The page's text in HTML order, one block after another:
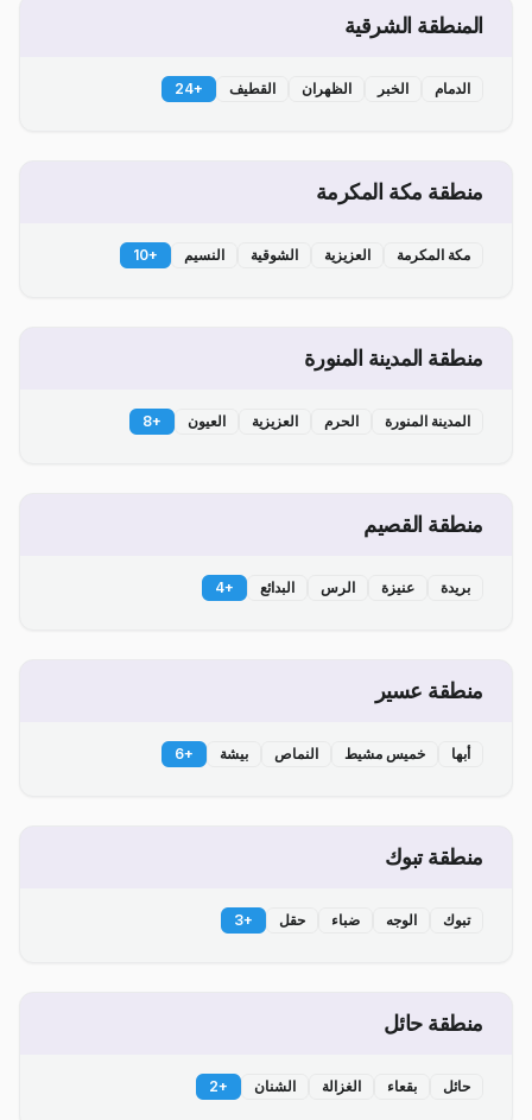
المنطقة الشرقية
الدمام الخبر الظهران القطيف +
24
منطقة مكة المكرمة
مكة المكرمة العزيزية الشوقية النسيم +
10
منطقة المدينة المنورة
المدينة المنورة الحرم العزيزية العيون +
8
منطقة القصيم
بريدة عنيزة الرس البدائع +
4
منطقة عسير
أبها خميس مشيط النماص بيشة +
6
منطقة تبوك
تبوك الوجه ضباء حقل +
3
منطقة حائل
حائل بقعاء الغزالة الشنان +
2